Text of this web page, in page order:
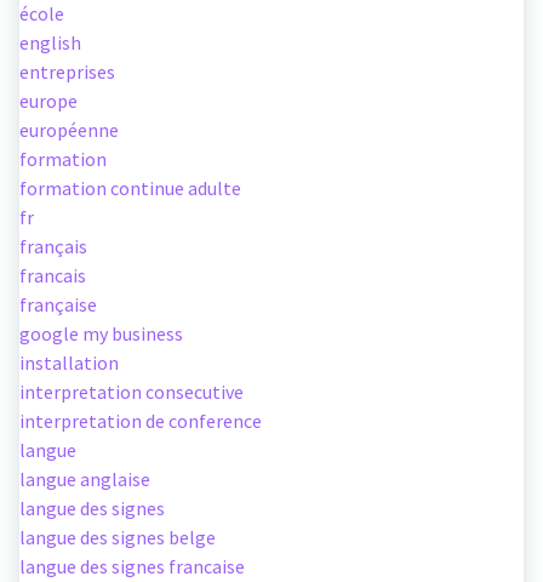
école
english
entreprises
europe
européenne
formation
formation continue adulte
fr
français
francais
française
google my business
installation
interpretation consecutive
interpretation de conference
langue
langue anglaise
langue des signes
langue des signes belge
langue des signes francaise